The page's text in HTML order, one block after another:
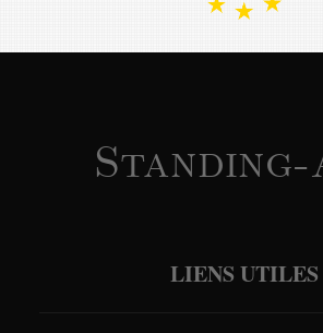
LIENS UTILES